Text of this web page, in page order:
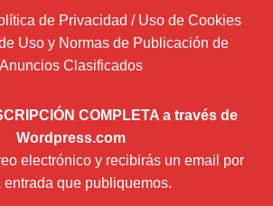
de Privacidad / Uso de Cookies
Uso y Normas de Publicación de
Anuncios Clasificados
COMPLETA a través de
Wordpress.com
electrónico y recibirás un email por
entrada que publiquemos.